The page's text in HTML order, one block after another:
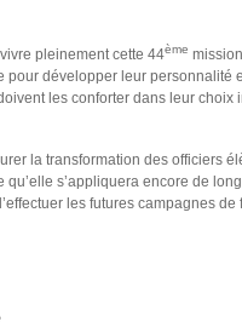
pleinement cette 44ème
pour développer leur personnalité
les conforter dans leur
la transformation des officiers
s’appliquera encore de
les futures campagnes